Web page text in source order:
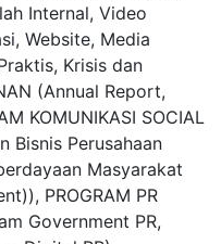
Internal, Video
Website, Media
Krisis dan
(Annual Report,
KOMUNIKASI SOCIAL
Bisnis Perusahaan
Masyarakat
PROGRAM PR
Government PR,